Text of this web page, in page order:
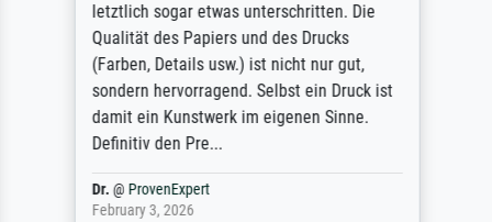
letztlich sogar etwas unterschritten. Die
Qualität des Papiers und des Drucks
(Farben, Details usw.) ist nicht nur gut,
sondern hervorragend. Selbst ein Druck ist
damit ein Kunstwerk im eigenen Sinne.
Definitiv den Pre...
Dr.@ ProvenExpert
February 3, 2026